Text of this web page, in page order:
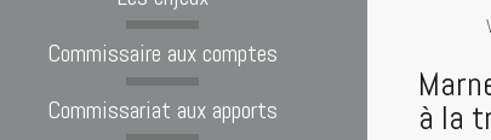
à la
Commissaire aux comptes
Commissariat aux apports